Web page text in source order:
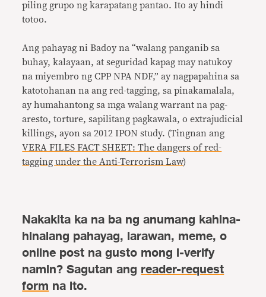
piling grupo ng karapatang pantao. Ito ay hindi
totoo.
Ang pahayag ni Badoy na “walang panganib sa
buhay, kalayaan, at seguridad kapag may natukoy
na miyembro ng CPP NPA NDF,” ay nagpapahina sa
katotohanan na ang red-tagging, sa pinakamalala,
ay humahantong sa mga walang warrant na pag-
aresto, torture, sapilitang pagkawala, o extrajudicial
killings, ayon sa 2012 IPON study. (Tingnan ang
VERA FILES FACT SHEET: The dangers of red-
tagging under the Anti-Terrorism Law)
Nakakita ka na ba ng anumang kahina-
hinalang pahayag, larawan, meme, o
online post na gusto mong i-verify
namin? Sagutan angreader-request
formna ito.